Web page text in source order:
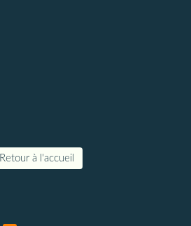
Retour à l'accueil